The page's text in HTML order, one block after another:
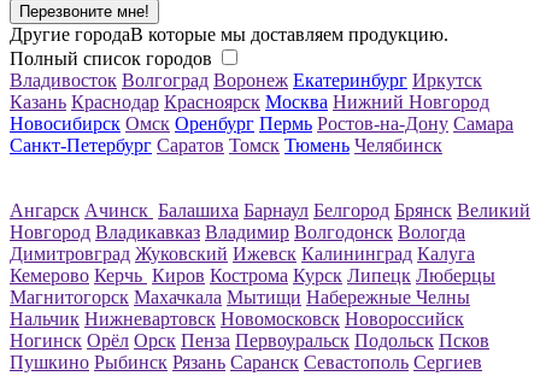
Перезвоните мне!
Другие городаВ которые мы доставляем продукцию.
Полный список городов
Владивосток Волгоград Воронеж Екатеринбург Иркутск
Казань Краснодар Красноярск Москва Нижний Новгород
Новосибирск Омск Оренбург Пермь Ростов-на-Дону Самара
Санкт-Петербург Саратов Томск Тюмень Челябинск
Ангарск Ачинск Балашиха Барнаул Белгород Брянск Великий
Новгород Владикавказ Владимир Волгодонск Вологда
Димитровград Жуковский Ижевск Калининград Калуга
Кемерово Керчь Киров Кострома Курск Липецк Люберцы
Магнитогорск Махачкала Мытищи Набережные Челны
Нальчик Нижневартовск Новомосковск Новороссийск
Ногинск Орёл Орск Пенза Первоуральск Подольск Псков
Пушкино Рыбинск Рязань Саранск Севастополь Сергиев